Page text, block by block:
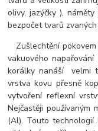
olivy, jazýčky ),
bezpočet tvarů
Zušlechtění
vakuového
korálky nanáší velmi
vrstva kovu přesně
vytvoření reflexní
Nejčastěji používaným
(Al). Touto technologií